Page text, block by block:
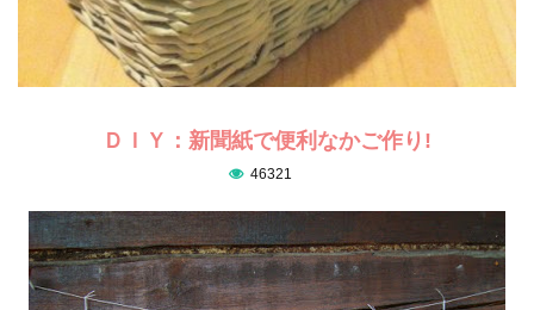
ＤＩＹ：新聞紙で便利なかご作り!
46321